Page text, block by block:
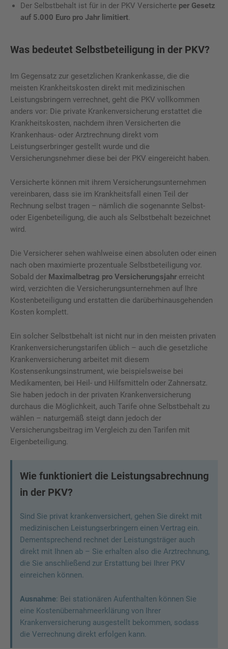
Der Selbstbehalt ist für in der PKV Versicherte per Gesetz
auf 5.000 Euro pro Jahr limitiert.
Was bedeutet Selbstbeteiligung in der PKV?
Im Gegensatz zur gesetzlichen Krankenkasse, die die
meisten Krankheitskosten direkt mit medizinischen
Leistungsbringern verrechnet, geht die PKV vollkommen
anders vor: Die private Krankenversicherung erstattet die
Krankheitskosten, nachdem ihren Versicherten die
Krankenhaus- oder Arztrechnung direkt vom
Leistungserbringer gestellt wurde und die
Versicherungsnehmer diese bei der PKV eingereicht haben.
Versicherte können mit ihrem Versicherungsunternehmen
vereinbaren, dass sie im Krankheitsfall einen Teil der
Rechnung selbst tragen – nämlich die sogenannte Selbst-
oder Eigenbeteiligung, die auch als Selbstbehalt bezeichnet
wird.
Die Versicherer sehen wahlweise einen absoluten oder einen
nach oben maximierte prozentuale Selbstbeteiligung vor.
Sobald der Maximalbetrag pro Versicherungsjahr erreicht
wird, verzichten die Versicherungsunternehmen auf Ihre
Kostenbeteiligung und erstatten die darüberhinausgehenden
Kosten komplett.
Ein solcher Selbstbehalt ist nicht nur in den meisten privaten
Krankenversicherungstarifen üblich – auch die gesetzliche
Krankenversicherung arbeitet mit diesem
Kostensenkungsinstrument, wie beispielsweise bei
Medikamenten, bei Heil- und Hilfsmitteln oder Zahnersatz.
Sie haben jedoch in der privaten Krankenversicherung
durchaus die Möglichkeit, auch Tarife ohne Selbstbehalt zu
wählen – naturgemäß steigt dann jedoch der
Versicherungsbeitrag im Vergleich zu den Tarifen mit
Eigenbeteiligung.
Wie funktioniert die Leistungsabrechnung
in der PKV?
Sind Sie privat krankenversichert, gehen Sie direkt mit
medizinischen Leistungserbringern einen Vertrag ein.
Dementsprechend rechnet der Leistungsträger auch
direkt mit Ihnen ab – Sie erhalten also die Arztrechnung,
die Sie anschließend zur Erstattung bei Ihrer PKV
einreichen können.
Ausnahme: Bei stationären Aufenthalten können Sie
eine Kostenübernahmeerklärung von Ihrer
Krankenversicherung ausgestellt bekommen, sodass
die Verrechnung direkt erfolgen kann.